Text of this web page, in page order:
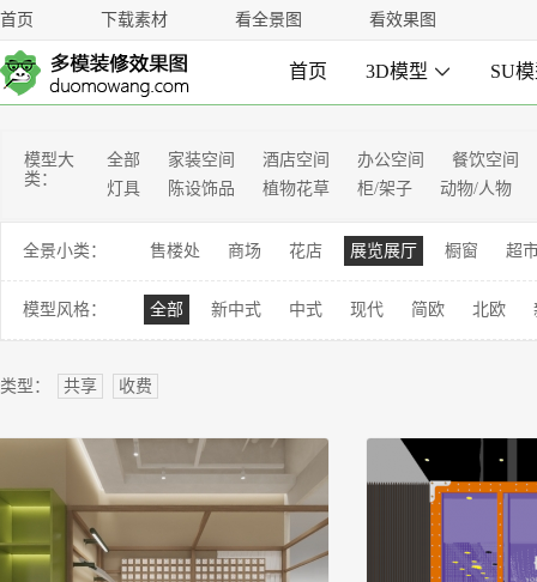
首页 下载素材 看全景图 看效果图
首页 3D模型  SU
模型大
类：
全部 家装空间 酒店空间 办公空间
餐饮空间
灯具
陈设饰品 植物花草 柜/架子 动物/人物
全景小类： 售楼处 商场 花店 展览展厅 橱窗 超
模型风格： 全部 新中式 中式 现代 简欧 北欧
类型： 共享 收费